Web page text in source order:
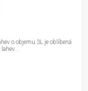
o objemu 3L je oblíbená